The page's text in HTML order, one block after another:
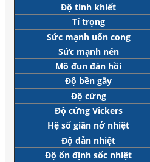
Độ tinh khiết
Tỉ trọng
Sức mạnh uốn cong
Sức mạnh nén
Mô đun đàn hồi
Độ bền gãy
Độ cứng
Độ cứng Vickers
Hệ số giãn nở nhiệt
Độ dẫn nhiệt
Độ ổn định sốc nhiệt